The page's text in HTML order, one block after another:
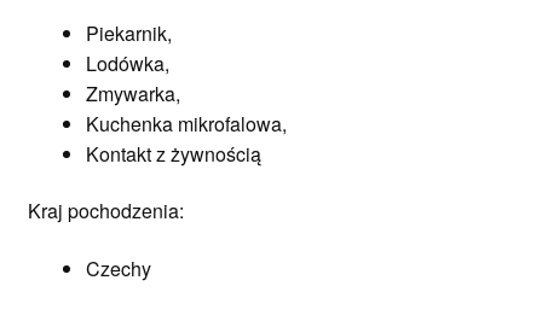
Piekarnik,
Lodówka,
Zmywarka,
Kuchenka mikrofalowa,
Kontakt z żywnością
Kraj pochodzenia:
Czechy